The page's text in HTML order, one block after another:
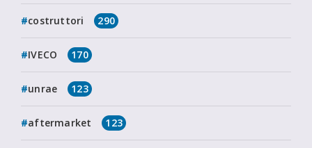
costruttori 290
IVECO 170
unrae 123
aftermarket 123